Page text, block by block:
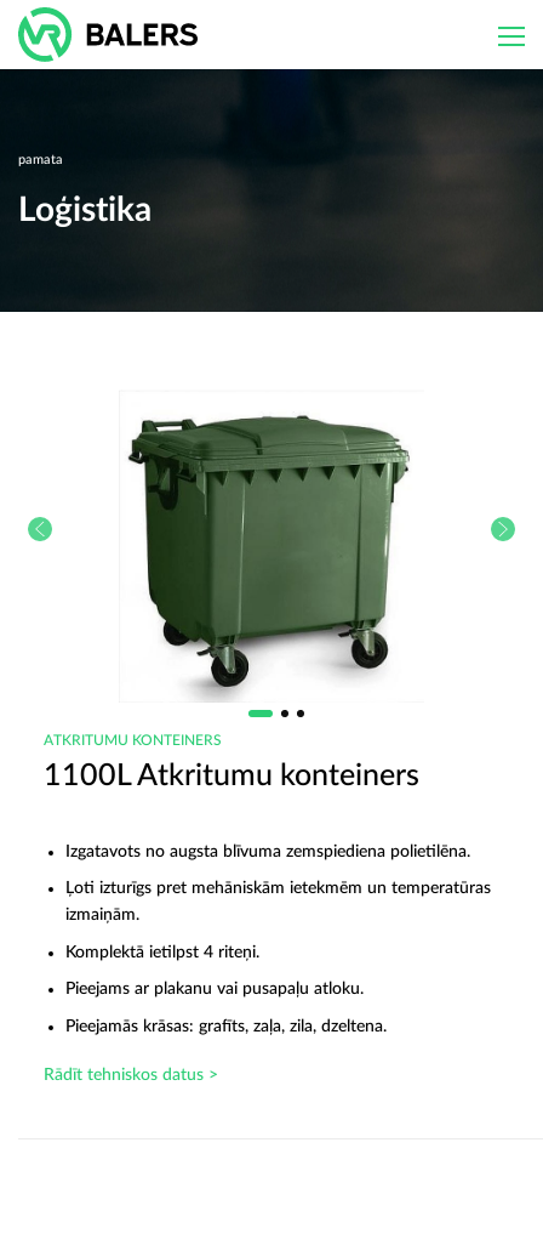
Skip
content
pamata
Loģistika
ATKRITUMU KONTEINERS
1100L Atkritumu konteiners
Izgatavots no augsta blīvuma zemspiediena polietilēna.
Ļoti izturīgs pret mehāniskām ietekmēm un temperatūras
izmaiņām.
Komplektā ietilpst 4 riteņi.
Pieejams ar plakanu vai pusapaļu atloku.
Pieejamās krāsas: grafīts, zaļa, zila, dzeltena.
Rādīt tehniskos datus >